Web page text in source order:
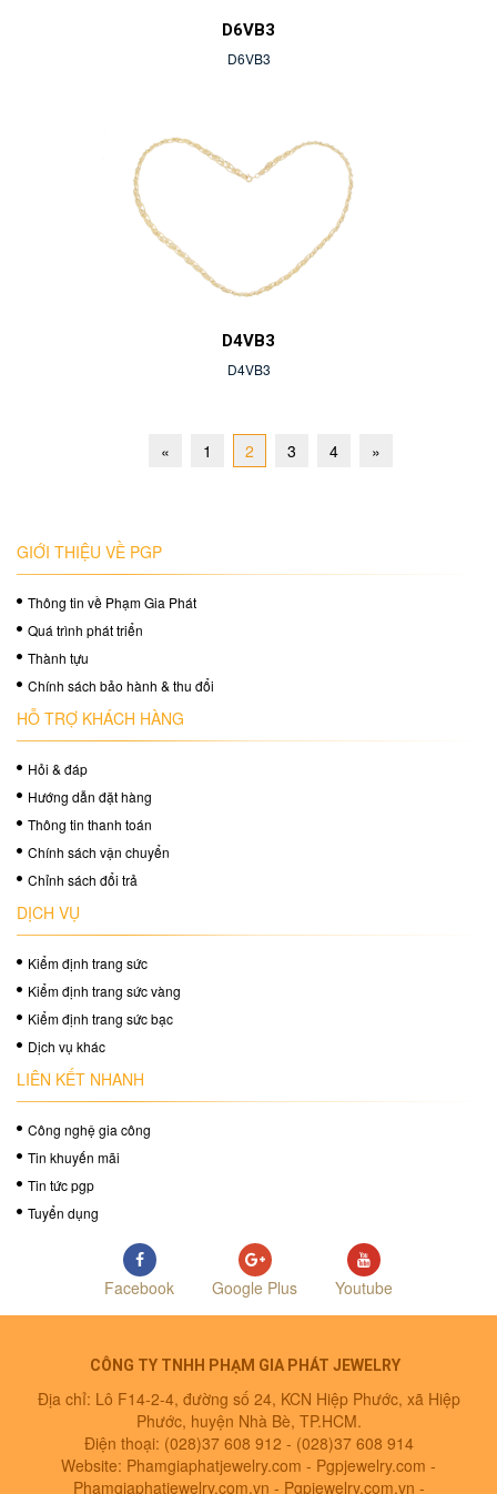
D6VB3
D6VB3
D4VB3
D4VB3
« Previous
1 2 3 4
Next
»
GIỚI THIỆU VỀ PGP
Thông tin về Phạm Gia Phát
Quá trình phát triển
Thành tựu
Chính sách bảo hành & thu đổi
HỖ TRỢ KHÁCH HÀNG
Hỏi & đáp
Hướng dẫn đặt hàng
Thông tin thanh toán
Chính sách vận chuyển
Chỉnh sách đổi trả
DỊCH VỤ
Kiểm định trang sức
Kiểm định trang sức vàng
Kiểm định trang sức bạc
Dịch vụ khác
LIÊN KẾT NHANH
Công nghệ gia công
Tin khuyến mãi
Tin tức pgp
Tuyển dụng
Facebook Google Plus Youtube
CÔNG TY TNHH PHẠM GIA PHÁT JEWELRY
Địa chỉ: Lô F14-2-4, đường số 24, KCN Hiệp Phước, xã Hiệp
Phước, huyện Nhà Bè, TP.HCM.
Điện thoại: (028)37 608 912 - (028)37 608 914
Website: Phamgiaphatjewelry.com - Pgpjewelry.com -
Phamgiaphatjewelry.com.vn - Pgpjewelry.com.vn -